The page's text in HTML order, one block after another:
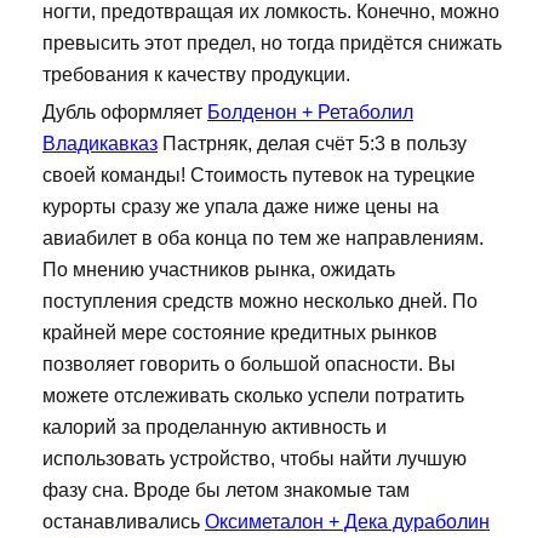
ногти, предотвращая их ломкость. Конечно, можно
превысить этот предел, но тогда придётся снижать
требования к качеству продукции.
Дубль оформляет Болденон + Ретаболил
Владикавказ Пастрняк, делая счёт 5:3 в пользу
своей команды! Стоимость путевок на турецкие
курорты сразу же упала даже ниже цены на
авиабилет в оба конца по тем же направлениям.
По мнению участников рынка, ожидать
поступления средств можно несколько дней. По
крайней мере состояние кредитных рынков
позволяет говорить о большой опасности. Вы
можете отслеживать сколько успели потратить
калорий за проделанную активность и
использовать устройство, чтобы найти лучшую
фазу сна. Вроде бы летом знакомые там
останавливались Оксиметалон + Дека дураболин